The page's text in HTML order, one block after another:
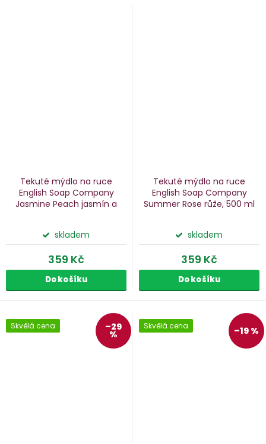
Tekuté mýdlo na ruce
English Soap Company
Jasmine Peach jasmín a
skladem
359 Kč
Do košíku
Tekuté mýdlo na ruce
English Soap Company
Summer Rose růže, 500 ml
skladem
359 Kč
Do košíku
Skvělá cena –29
%
Skvělá cena –19 %